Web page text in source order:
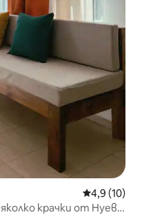
Средна
4,9 (10)
крачки от Нуева